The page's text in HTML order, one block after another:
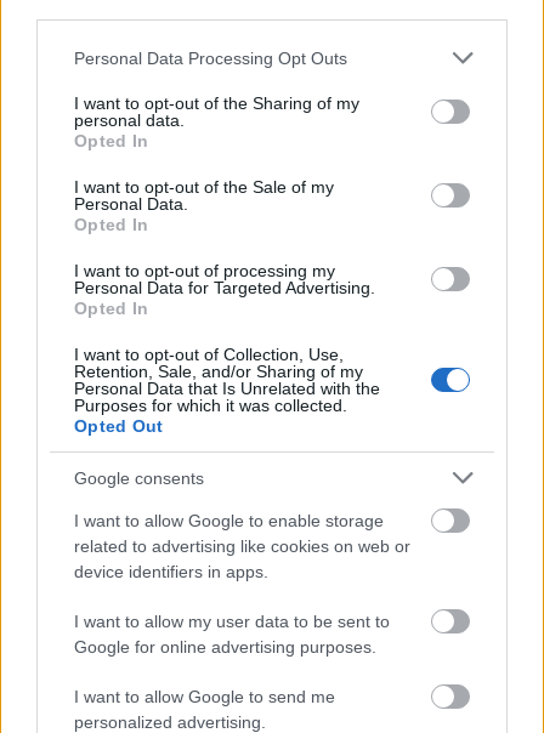
Please note that this website/app uses one or more Google
not limited to your visit or usage behaviour. You may click to
grant or deny consent to Google and its third-party tags to
use your data for below specified purposes in below Google
consent section.
Personal Data Processing Opt Outs
I want to opt-out of the Sharing of my
personal data.
Opted In
I want to opt-out of the Sale of my
Personal Data.
Opted In
I want to opt-out of processing my
Personal Data for Targeted Advertising.
Opted In
I want to opt-out of Collection, Use,
Retention, Sale, and/or Sharing of my
Personal Data that Is Unrelated with the
Purposes for which it was collected.
Opted Out
Google consents
I want to allow Google to enable storage
related to advertising like cookies on web or
device identifiers in apps.
I want to allow my user data to be sent to
Google for online advertising purposes.
I want to allow Google to send me
personalized advertising.
Πηγή: ΑΠΕ - ΜΠΕ